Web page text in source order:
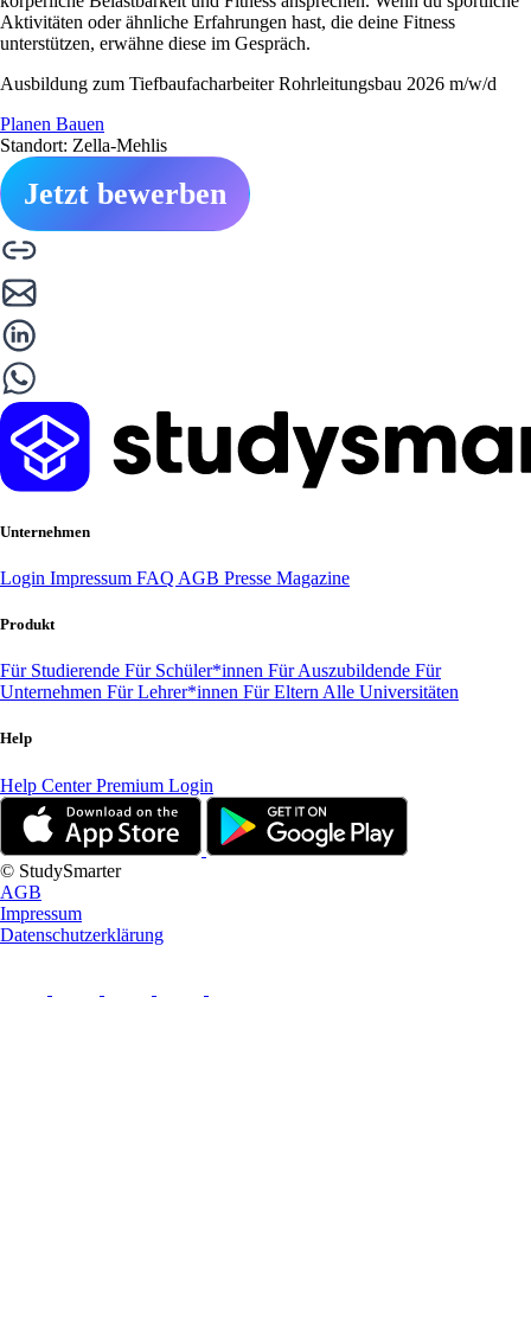
Aktivitäten oder ähnliche Erfahrungen hast, die deine Fitness
unterstützen, erwähne diese im Gespräch.
Ausbildung zum Tiefbaufacharbeiter Rohrleitungsbau 2026 m/w/d
Planen Bauen
Standort: Zella-Mehlis
Jetzt bewerben
Unternehmen
Login Impressum FAQ AGB Presse Magazine
Produkt
Für Studierende Für Schüler*innen Für Auszubildende Für
Unternehmen Für Lehrer*innen Für Eltern Alle Universitäten
Help
Help CenterPremium Login
© StudySmarter
AGB
Impressum
Datenschutzerklärung